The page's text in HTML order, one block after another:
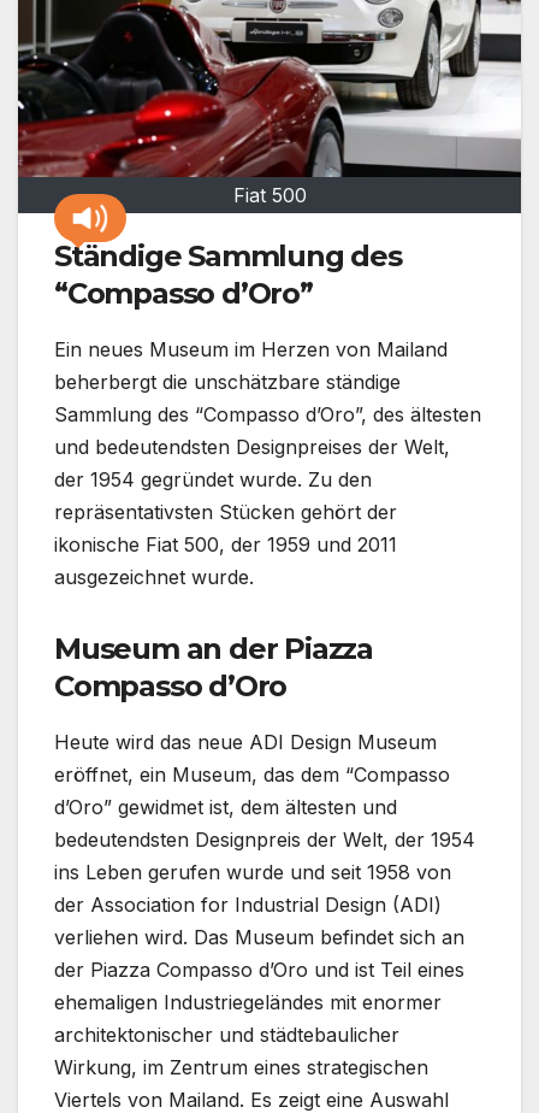
Fiat 500
Ständige Sammlung des
“Compasso d’Oro”
Ein neues Museum im Herzen von Mailand
beherbergt die unschätzbare ständige
Sammlung des “Compasso d’Oro”, des ältesten
und bedeutendsten Designpreises der Welt,
der 1954 gegründet wurde. Zu den
repräsentativsten Stücken gehört der
ikonische Fiat 500, der 1959 und 2011
ausgezeichnet wurde.
Museum an der Piazza
Compasso d’Oro
Heute wird das neue ADI Design Museum
eröffnet, ein Museum, das dem “Compasso
d’Oro” gewidmet ist, dem ältesten und
bedeutendsten Designpreis der Welt, der 1954
ins Leben gerufen wurde und seit 1958 von
der Association for Industrial Design (ADI)
verliehen wird. Das Museum befindet sich an
der Piazza Compasso d’Oro und ist Teil eines
ehemaligen Industriegeländes mit enormer
architektonischer und städtebaulicher
Wirkung, im Zentrum eines strategischen
Viertels von Mailand. Es zeigt eine Auswahl